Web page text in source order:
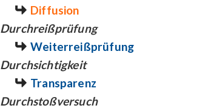
Diffusion
Durchreißprüfung
Weiterreißprüfung
Durchsichtigkeit
Transparenz
Durchstoßversuch